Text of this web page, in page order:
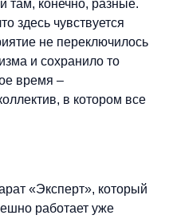
там, конечно, разные.
здесь чувствуется
не переключилось
и сохранило то
время –
в котором все
«Эксперт», который
работает уже